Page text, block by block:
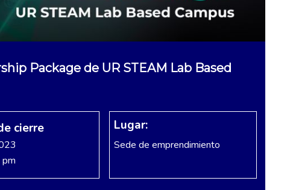
Package de UR STEAM Lab Based
cierre Lugar:
Sede de emprendimiento